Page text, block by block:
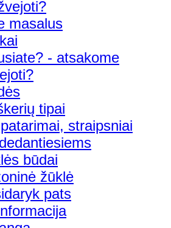
masalus
- atsakome
tipai
straipsniai
būdai
žūklė
pats